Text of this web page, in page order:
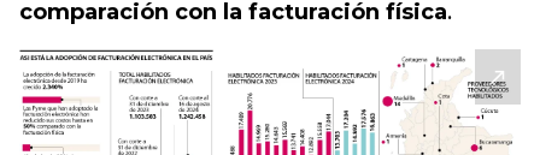
comparación con la facturación física.